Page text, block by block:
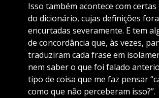
Isso também acontece com certas
do dicionário, cujas definições
encurtadas severamente. E tem
de concordância que, às vezes,
traduziram cada frase em
nem saber o que foi falado
tipo de coisa que me faz pensar
como que não perceberam isso?”.